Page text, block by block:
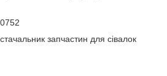
запчастин для сівалок